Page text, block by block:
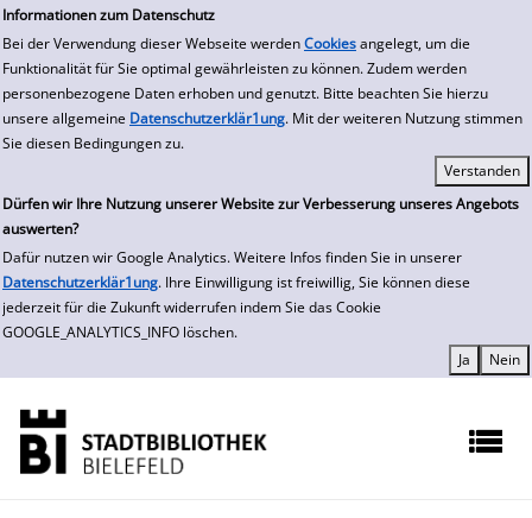
Informationen zum Datenschutz
Bei der Verwendung dieser Webseite werden Cookies angelegt, um die
Funktionalität für Sie optimal gewährleisten zu können. Zudem werden
personenbezogene Daten erhoben und genutzt. Bitte beachten Sie hierzu
unsere allgemeine Datenschutzerklär1ung. Mit der weiteren Nutzung stimmen
Sie diesen Bedingungen zu.
Dürfen wir Ihre Nutzung unserer Website zur Verbesserung unseres Angebots
auswerten?
Dafür nutzen wir Google Analytics. Weitere Infos finden Sie in unserer
Datenschutzerklär1ung. Ihre Einwilligung ist freiwillig, Sie können diese
jederzeit für die Zukunft widerrufen indem Sie das Cookie
GOOGLE_ANALYTICS_INFO löschen.
zur Navigation springen
zum Inhalt springen